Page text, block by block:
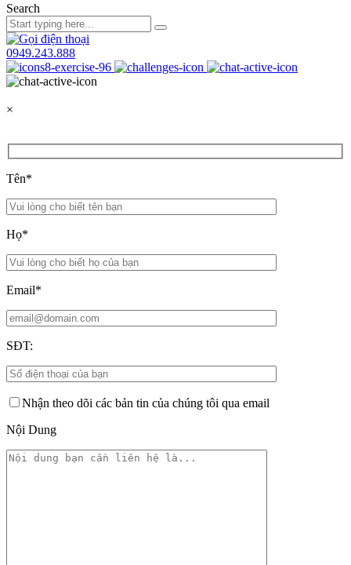
Search
0949.243.888
×
Tên*
Họ*
Email*
SĐT:
Nhận theo dõi các bản tin của chúng tôi qua email
Nội Dung